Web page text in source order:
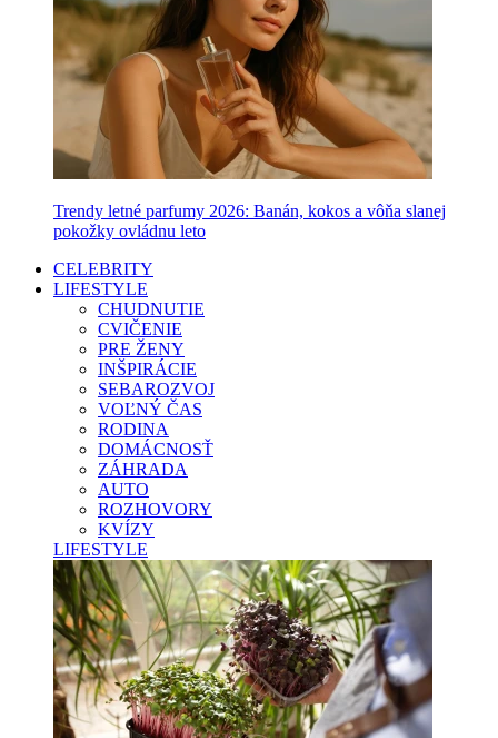
Trendy letné parfumy 2026: Banán, kokos a vôňa slanej
pokožky ovládnu leto
CELEBRITY
LIFESTYLE
CHUDNUTIE
CVIČENIE
PRE ŽENY
INŠPIRÁCIE
SEBAROZVOJ
VOĽNÝ ČAS
RODINA
DOMÁCNOSŤ
ZÁHRADA
AUTO
ROZHOVORY
KVÍZY
LIFESTYLE